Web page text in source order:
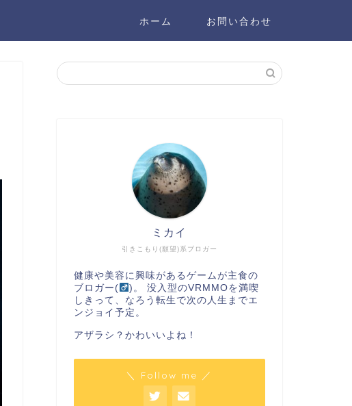
ホーム お問い合わせ
引きこもり(願望)系ブロガー
ミカイ
健康や美容に興味があるゲームが主食の
ブロガー(
)。 没入型のVRMMOを満喫
しきって、なろう転生で次の人生までエ
ンジョイ予定。
アザラシ？かわいいよね！
＼ Follow me ／